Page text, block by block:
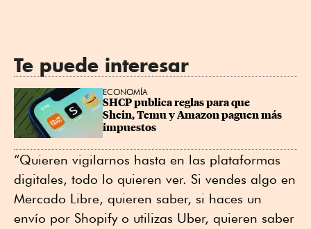
Te puede interesar
ECONOMÍA
SHCP publica reglas para que
Shein, Temu y Amazon paguen más
impuestos
“Quieren vigilarnos hasta en las plataformas
digitales, todo lo quieren ver. Si vendes algo en
Mercado Libre, quieren saber, si haces un
envío por Shopify o utilizas Uber, quieren saber